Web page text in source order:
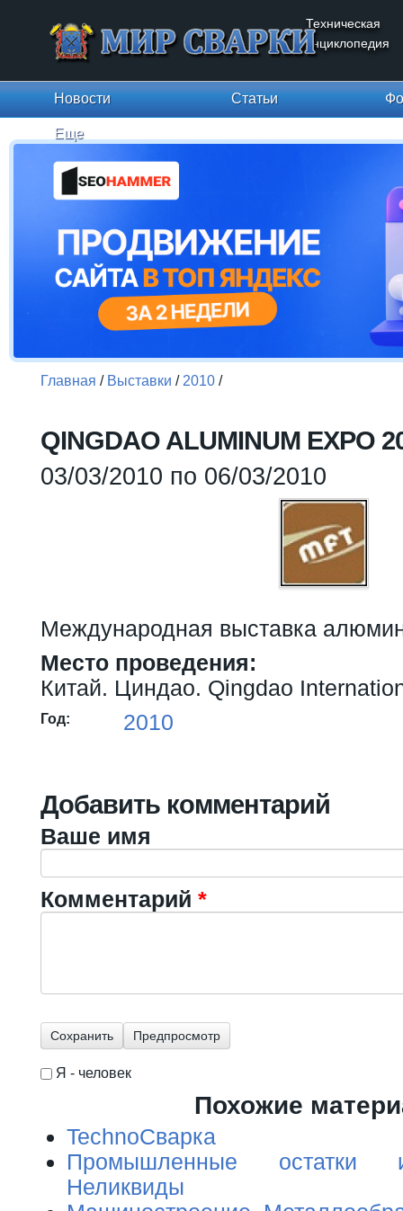
Техническая
энциклопедия
Новости Статьи
Еще
Главная / Выставки / 2010 /
QINGDAO ALUMINUM EXPO
03/03/2010 по 06/03/2010
Международная выставка
Место проведения:
Китай. Циндао. Qingdao
Год: 2010
Добавить комментарий
Ваше имя
Комментарий *
Я - человек
Похожие
TechnoСварка
Промышленные остатки
Неликвиды